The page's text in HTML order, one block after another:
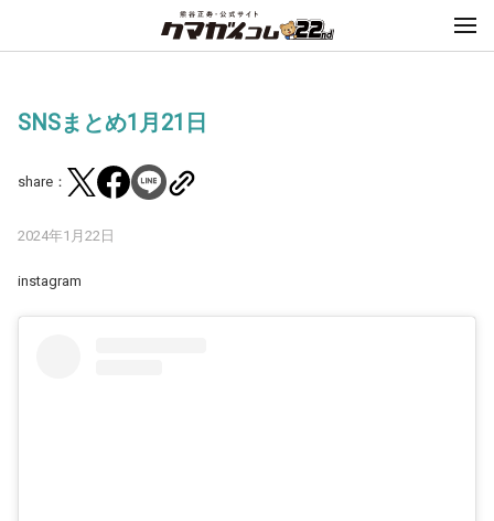
SNSまとめ1月21日
share：
2024年1月22日
instagram